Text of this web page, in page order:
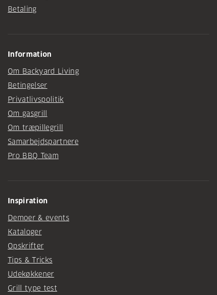
Betaling
Information
Om Backyard Living
Betingelser
Privatlivspolitik
Om gasgrill
Om træpillegrill
Samarbejdspartnere
Pro BBQ Team
Inspiration
Demoer & events
Kataloger
Opskrifter
Tips & Tricks
Udekøkkener
Grill type test